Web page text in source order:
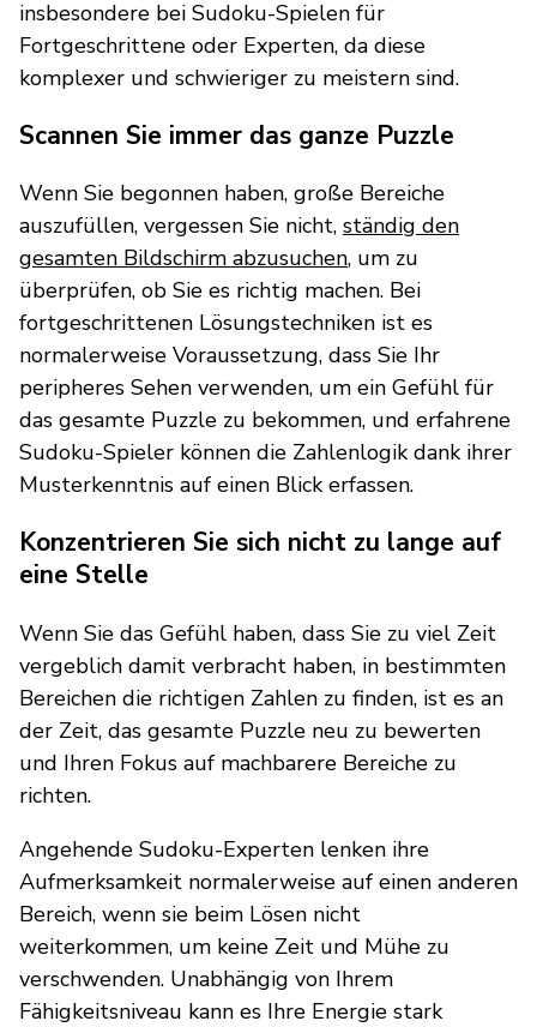
insbesondere bei Sudoku-Spielen für
Fortgeschrittene oder Experten, da diese
komplexer und schwieriger zu meistern sind.
Scannen Sie immer das ganze Puzzle
Wenn Sie begonnen haben, große Bereiche
auszufüllen, vergessen Sie nicht, ständig den
gesamten Bildschirm abzusuchen, um zu
überprüfen, ob Sie es richtig machen. Bei
fortgeschrittenen Lösungstechniken ist es
normalerweise Voraussetzung, dass Sie Ihr
peripheres Sehen verwenden, um ein Gefühl für
das gesamte Puzzle zu bekommen, und erfahrene
Sudoku-Spieler können die Zahlenlogik dank ihrer
Musterkenntnis auf einen Blick erfassen.
Konzentrieren Sie sich nicht zu lange auf
eine Stelle
Wenn Sie das Gefühl haben, dass Sie zu viel Zeit
vergeblich damit verbracht haben, in bestimmten
Bereichen die richtigen Zahlen zu finden, ist es an
der Zeit, das gesamte Puzzle neu zu bewerten
und Ihren Fokus auf machbarere Bereiche zu
richten.
Angehende Sudoku-Experten lenken ihre
Aufmerksamkeit normalerweise auf einen anderen
Bereich, wenn sie beim Lösen nicht
weiterkommen, um keine Zeit und Mühe zu
verschwenden. Unabhängig von Ihrem
Fähigkeitsniveau kann es Ihre Energie stark